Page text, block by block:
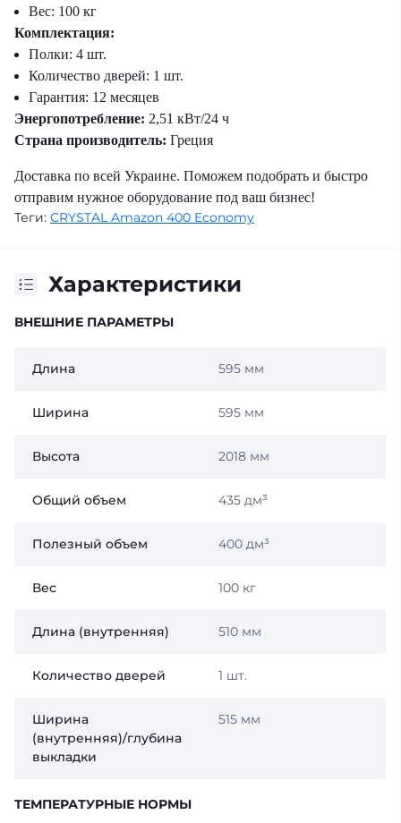
Вес: 100 кг
Комплектация:
Полки: 4 шт.
Количество дверей: 1 шт.
Гарантия: 12 месяцев
Энергопотребление: 2,51 кВт/24 ч
Страна производитель: Греция
Доставка по всей Украине. Поможем подобрать и быстро
отправим нужное оборудование под ваш бизнес!
Теги: CRYSTAL Amazon 400 Economy
Характеристики
ВНЕШНИЕ ПАРАМЕТРЫ
Длина 595 мм
Ширина 595 мм
Высота 2018 мм
Общий объем 435 дм³
Полезный объем 400 дм³
Вес 100 кг
Длина (внутренняя) 510 мм
Количество дверей 1 шт.
Ширина
(внутренняя)/глубина
выкладки
515 мм
ТЕМПЕРАТУРНЫЕ НОРМЫ